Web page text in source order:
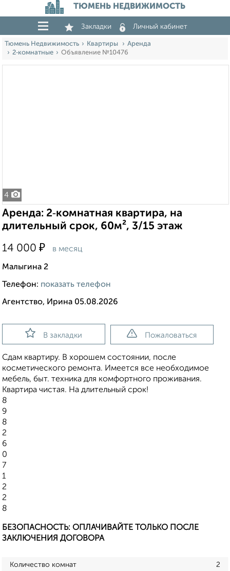
ТЮМЕНЬ НЕДВИЖИМОСТЬ
Закладки Личный кабинет
Тюмень Недвижимость Квартиры
Аренда
2‑комнатные
Объявление №10476
4
Аренда: 2‑комнатная квартира, на
длительный срок, 60м², 3/15 этаж
14 000 ₽ в месяц
Малыгина 2
Телефон: показать телефон
Агентство, Ирина 05.08.2026
В закладки Пожаловаться
Сдам квартиру. В хорошем состоянии, после
косметического ремонта. Имеется все необходимое
мебель, быт. техника для комфортного проживания.
Квартира чистая. На длительный срок!
8
9
8
2
6
0
7
1
2
2
8
БЕЗОПАСНОСТЬ: ОПЛАЧИВАЙТЕ ТОЛЬКО ПОСЛЕ
ЗАКЛЮЧЕНИЯ ДОГОВОРА
Количество комнат 2